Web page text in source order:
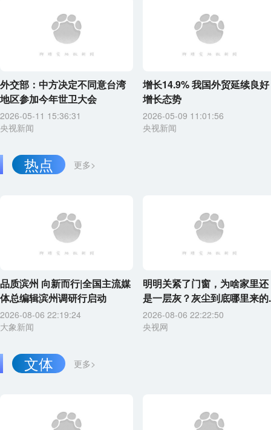
外交部：中方决定不同意台湾
地区参加今年世卫大会
2026-05-11 15:36:31
央视新闻
增长14.9% 我国外贸延续良好
增长态势
2026-05-09 11:01:56
央视新闻
更多>
热点
品质滨州 向新而行|全国主流媒
体总编辑滨州调研行启动
2026-08-06 22:19:24
大象新闻
明明关紧了门窗，为啥家里还
是一层灰？灰尘到底哪里来的
2026-08-06 22:22:50
央视网
更多>
文体